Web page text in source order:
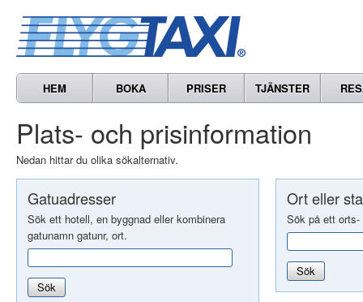
HEM BOKA PRISER TJÄNSTER
Plats- och prisinformation
Nedan hittar du olika sökalternativ.
Gatuadresser
Sök ett hotell, en byggnad eller kombinera
gatunamn gatunr, ort.
Sök
Ort eller
Sök på ett
Sök